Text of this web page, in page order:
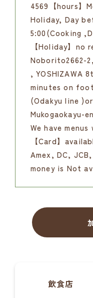
4569【hours】
Holiday, Day
5:00(Cooking
【Holiday】no
Noborito2662-
, YOSHIZAWA
minutes on
(Odakyu line
Mukogaokayu-
We have
【Card】
Amex, DC,
money is Not
飲食店